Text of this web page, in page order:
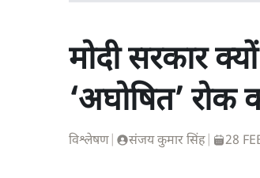
मोदी सरकार
‘अघोषित’ रोक
विश्लेषण संजय कुमार सिंह 28